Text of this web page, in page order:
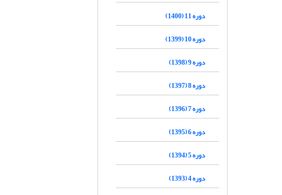
دوره 11 (1400)
دوره 10 (1399)
دوره 9 (1398)
دوره 8 (1397)
دوره 7 (1396)
دوره 6 (1395)
دوره 5 (1394)
دوره 4 (1393)